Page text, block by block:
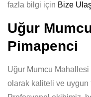
fazla bilgi için Bize
Uğur
Pimapenci
Uğur Mumcu Mahallesi
olarak kaliteli ve uygun